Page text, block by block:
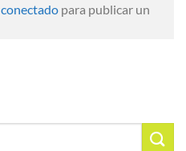
conectado para publicar un